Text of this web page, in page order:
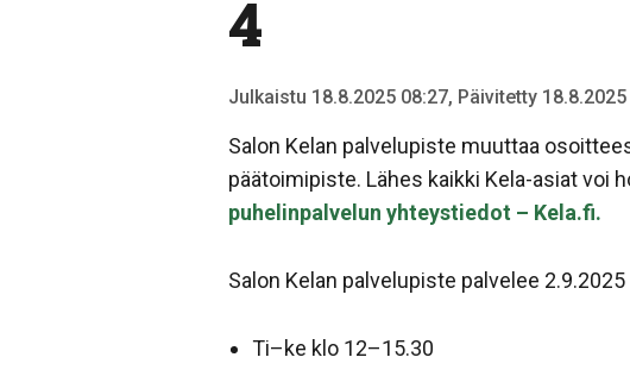
4
Julkaistu 18.8.2025 08:27, Päivitetty
Salon Kelan palvelupiste muuttaa
päätoimipiste. Lähes kaikki Kela-asiat voi
puhelinpalvelun yhteystiedot – Kela.fi.
Salon Kelan palvelupiste palvelee
Ti–ke klo 12–15.30